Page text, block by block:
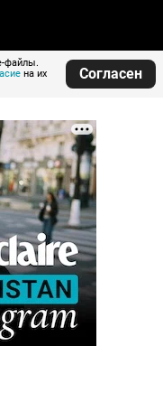
файлы.
на их
Согласен